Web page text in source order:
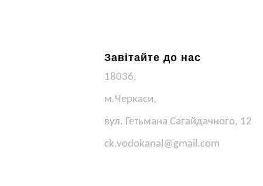
Завітайте до нас
18036,
м.Черкаси,
вул. Гетьмана Сагайдачного, 12
ck.vodokanal@gmail.com